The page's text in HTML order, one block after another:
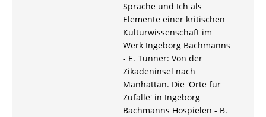
Sprache und Ich als
Elemente einer kritischen
Kulturwissenschaft im
Werk Ingeborg Bachmanns
- E. Tunner: Von der
Zikadeninsel nach
Manhattan. Die 'Orte für
Zufälle' in Ingeborg
Bachmanns Höspielen - B.